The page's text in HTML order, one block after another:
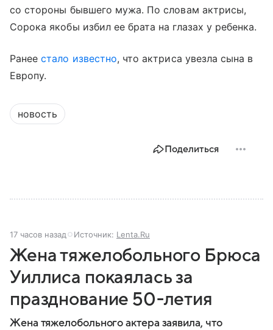
со стороны бывшего мужа. По словам актрисы,
Сорока якобы избил ее брата на глазах у ребенка.
Ранеестало известно, что актриса увезла сына в
Европу.
новость
Поделиться
17 часов назад Источник: Lenta.Ru
Жена тяжелобольного Брюса
Уиллиса покаялась за
празднование 50-летия
Жена тяжелобольного актера заявила, что